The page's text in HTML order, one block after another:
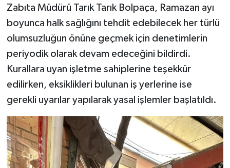
Zabıta Müdürü Tarık Tarık Bolpaça, Ramazan ayı
boyunca halk sağlığını tehdit edebilecek her türlü
olumsuzluğun önüne geçmek için denetimlerin
periyodik olarak devam edeceğini bildirdi.
Kurallara uyan işletme sahiplerine teşekkür
edilirken, eksiklikleri bulunan iş yerlerine ise
gerekli uyarılar yapılarak yasal işlemler başlatıldı.